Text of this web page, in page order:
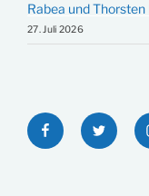
Rabea und
27. Juli 2026
FacebookTwitter